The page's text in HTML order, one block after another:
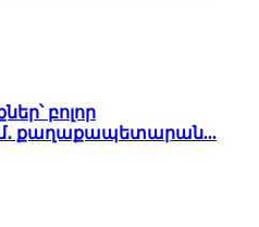
բոլոր
քաղաքապետարան...